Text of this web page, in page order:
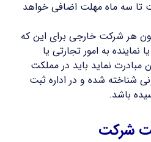
سه ماه مهلت اضافی خواهد
هر شرکت خارجی برای این که
نماینده به امور تجارتی یا
مبادرت نماید باید در مملکت
شناخته شده و در اداره ثبت
باشد.
شرکت